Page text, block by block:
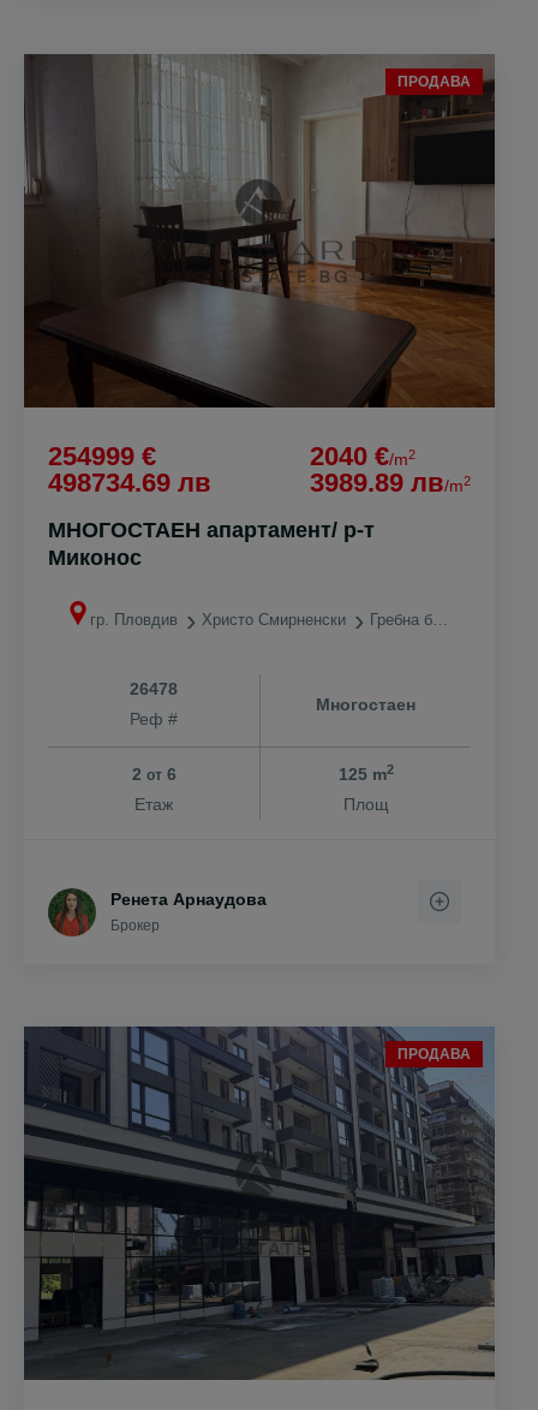
ПРОДАВА
254999 €
498734.69 лв
2040 €/m2
3989.89 лв/m2
МНОГОСТАЕН апартамент/ р-т
Миконос
гр. Пловдив Христо Смирненски Гребна база
26478
Реф #
Многостаен
2 от6
Етаж
125 m2
Площ
Ренета Арнаудова
Брокер
ПРОДАВА